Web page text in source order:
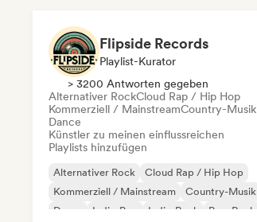
Flipside Records
Playlist-Kurator
> 3200 Antworten gegeben
Alternativer RockCloud Rap / Hip Hop
Kommerziell / MainstreamCountry-Musik
Dance
Künstler zu meinen einflussreichen
Playlists hinzufügen
Alternativer Rock
Cloud Rap / Hip Hop
Kommerziell / Mainstream
Country-Musik
Dance
Indie-Pop Indie-Rock Pop-Rock